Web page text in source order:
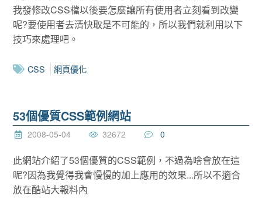
我發修改CSS檔以後要怎麼讓所有使用者立刻看到改變
呢?要使用者去清快取是不可能的，所以我們就利用以下
技巧來處理吧。
CSS 網頁優化
53個優質CSS範例網站
2008-05-04 32672 0
此網站介紹了53個優質的CSS範例，不過為啥會放在這
呢?因為我覺得我會慢慢的加上應用的效果...所以不適合
放在酷站大報料內